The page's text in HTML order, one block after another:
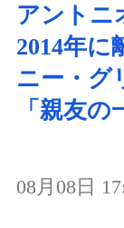
アントニ
2014年に
ニー・グ
「親友の
08月08日